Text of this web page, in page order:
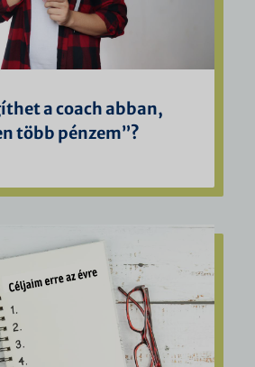
a coach abban,
több pénzem”?